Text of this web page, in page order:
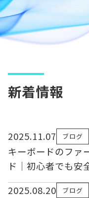
新着情報
2025.11.07 ブログ
キーボードのファ
ド｜初心者でも安
2025.08.20
ブログ